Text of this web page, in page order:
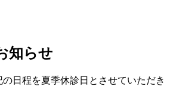
知らせ
日程を夏季休診日とさせていただき